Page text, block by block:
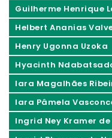
Guilherme Henrique
Helbert Ananias
Henry Ugonna Uzoka
Hyacinth
Iara Magalhães
Iara Pâmela
Ingrid Ney Kramer de